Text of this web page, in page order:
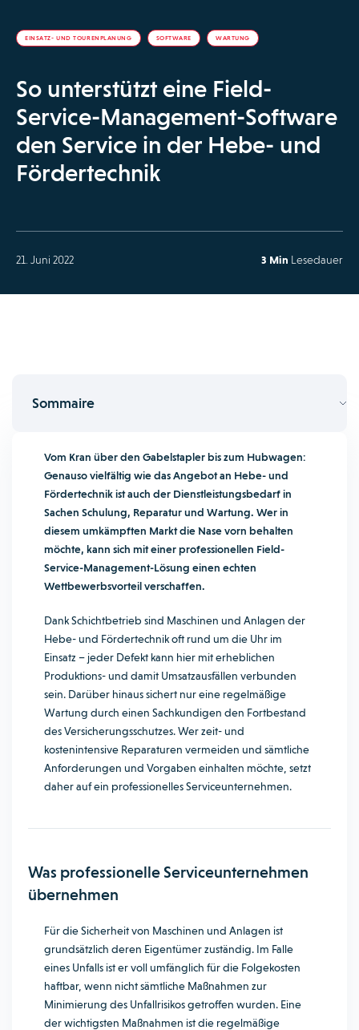
EINSATZ- UND TOURENPLANUNG SOFTWARE WARTUNG
So unterstützt eine Field-
Service-Management-Software
den Service in der Hebe- und
Fördertechnik
21. Juni 2022 3 Min Lesedauer
Sommaire
Vom Kran über den Gabelstapler bis zum Hubwagen:
Genauso vielfältig wie das Angebot an Hebe- und
Fördertechnik ist auch der Dienstleistungsbedarf in
Sachen Schulung, Reparatur und Wartung. Wer in
diesem umkämpften Markt die Nase vorn behalten
möchte, kann sich mit einer professionellen Field-
Service-Management-Lösung einen echten
Wettbewerbsvorteil verschaffen.
Dank Schichtbetrieb sind Maschinen und Anlagen der
Hebe- und Fördertechnik oft rund um die Uhr im
Einsatz – jeder Defekt kann hier mit erheblichen
Produktions- und damit Umsatzausfällen verbunden
sein. Darüber hinaus sichert nur eine regelmäßige
Wartung durch einen Sachkundigen den Fortbestand
des Versicherungsschutzes. Wer zeit- und
kostenintensive Reparaturen vermeiden und sämtliche
Anforderungen und Vorgaben einhalten möchte, setzt
daher auf ein professionelles Serviceunternehmen.
Was professionelle Serviceunternehmen
übernehmen
Für die Sicherheit von Maschinen und Anlagen ist
grundsätzlich deren Eigentümer zuständig. Im Falle
eines Unfalls ist er voll umfänglich für die Folgekosten
haftbar, wenn nicht sämtliche Maßnahmen zur
Minimierung des Unfallrisikos getroffen wurden. Eine
der wichtigsten Maßnahmen ist die regelmäßige